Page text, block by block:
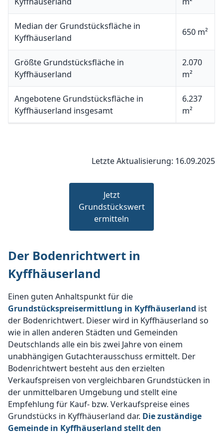
Median der Grundstücksfläche in
Kyffhäuserland
650 m²
Größte Grundstücksfläche in
Kyffhäuserland
2.070
m²
Angebotene Grundstücksfläche in
Kyffhäuserland insgesamt
6.237
m²
Letzte Aktualisierung: 16.09.2025
Jetzt
Grundstückswert
ermitteln
Der Bodenrichtwert in
Kyffhäuserland
Einen guten Anhaltspunkt für die
Grundstückspreisermittlung in Kyffhäuserland ist
der Bodenrichtwert. Dieser wird in Kyffhäuserland so
wie in allen anderen Städten und Gemeinden
Deutschlands alle ein bis zwei Jahre von einem
unabhängigen Gutachterausschuss ermittelt. Der
Bodenrichtwert besteht aus den erzielten
Verkaufspreisen von vergleichbaren Grundstücken in
der unmittelbaren Umgebung und stellt eine
Empfehlung für Kauf- bzw. Verkaufspreise eines
Grundstücks in Kyffhäuserland dar. Die zuständige
Gemeinde in Kyffhäuserland stellt den